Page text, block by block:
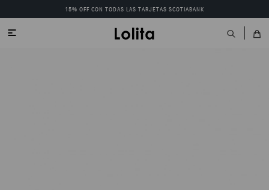
15% OFF CON TODAS LAS TARJETAS SCOTIABANK
